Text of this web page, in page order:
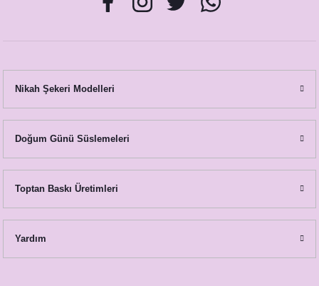
Nikah Şekeri Modelleri
Doğum Günü Süslemeleri
Toptan Baskı Üretimleri
Yardım